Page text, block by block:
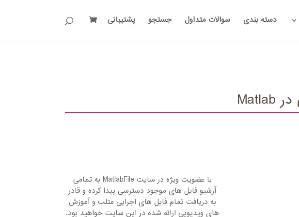
دسته بندی سوالات متداول جستجو پشتیبانی
با عضویت ویژه در سایت MatlabFile به تمامی
آرشیو فایل های موجود دسترسی پیدا کرده و قادر
به دریافت تمام فایل های اجرایی متلب و آموزش
های ویدیویی ارائه شده در این سایت خواهید بود.